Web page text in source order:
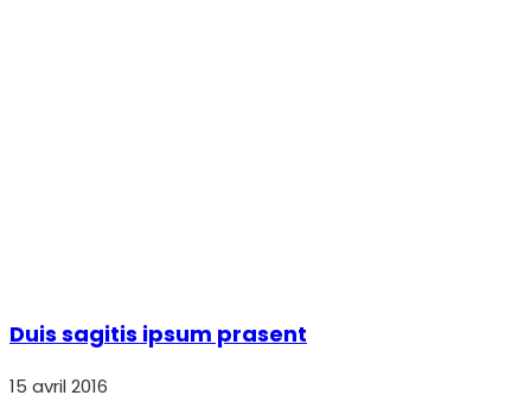
Duis sagitis ipsum prasent
15 avril 2016